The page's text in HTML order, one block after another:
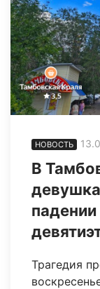
НОВОСТЬ
В
падении
Трагедия